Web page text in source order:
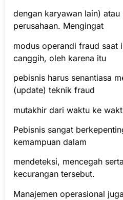
dengan karyawan lain) atau
perusahaan. Mengingat
modus operandi fraud saat
canggih, oleh karena itu
pebisnis harus senantiasa
(update) teknik fraud
mutakhir dari waktu ke
Pebisnis sangat
kemampuan dalam
mendeteksi, mencegah
kecurangan tersebut.
Manajemen operasional